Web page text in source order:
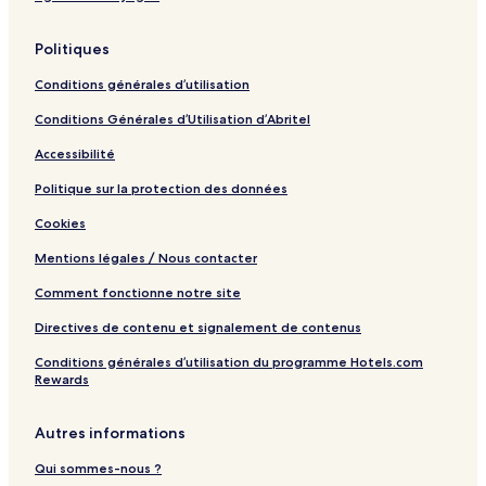
s
R
e
s
o
t
Politiques
Conditions générales d’utilisation
Conditions Générales d’Utilisation d’Abritel
Accessibilité
Politique sur la protection des données
Cookies
Mentions légales / Nous contacter
Comment fonctionne notre site
Directives de contenu et signalement de contenus
Conditions générales d’utilisation du programme Hotels.com
Rewards
Autres informations
Qui sommes-nous ?